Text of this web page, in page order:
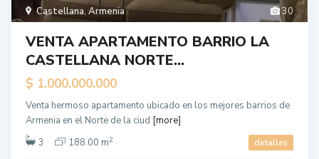
30
Castellana, Armenia
VENTA APARTAMENTO BARRIO LA
CASTELLANA NORTE...
$ 1.000.000.000
Venta hermoso apartamento ubicado en los mejores barrios de
Armenia en el Norte de la ciud [more]
3
188.00 m2 detalles